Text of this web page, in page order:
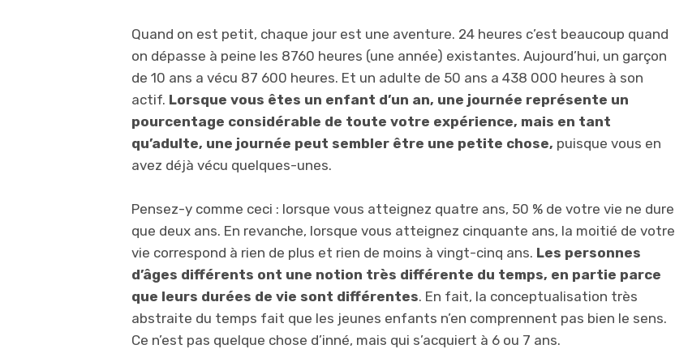
Quand on est petit, chaque jour est une aventure. 24 heures c’est beaucoup quand
on dépasse à peine les 8760 heures (une année) existantes. Aujourd’hui, un garçon
de 10 ans a vécu 87 600 heures. Et un adulte de 50 ans a 438 000 heures à son
actif. Lorsque vous êtes un enfant d’un an, une journée représente un
pourcentage considérable de toute votre expérience, mais en tant
qu’adulte, une journée peut sembler être une petite chose, puisque vous en
avez déjà vécu quelques-unes.
Pensez-y comme ceci : lorsque vous atteignez quatre ans, 50 % de votre vie ne dure
que deux ans. En revanche, lorsque vous atteignez cinquante ans, la moitié de votre
vie correspond à rien de plus et rien de moins à vingt-cinq ans. Les personnes
d’âges différents ont une notion très différente du temps, en partie parce
que leurs durées de vie sont différentes. En fait, la conceptualisation très
abstraite du temps fait que les jeunes enfants n’en comprennent pas bien le sens.
Ce n’est pas quelque chose d’inné, mais qui s’acquiert à 6 ou 7 ans.